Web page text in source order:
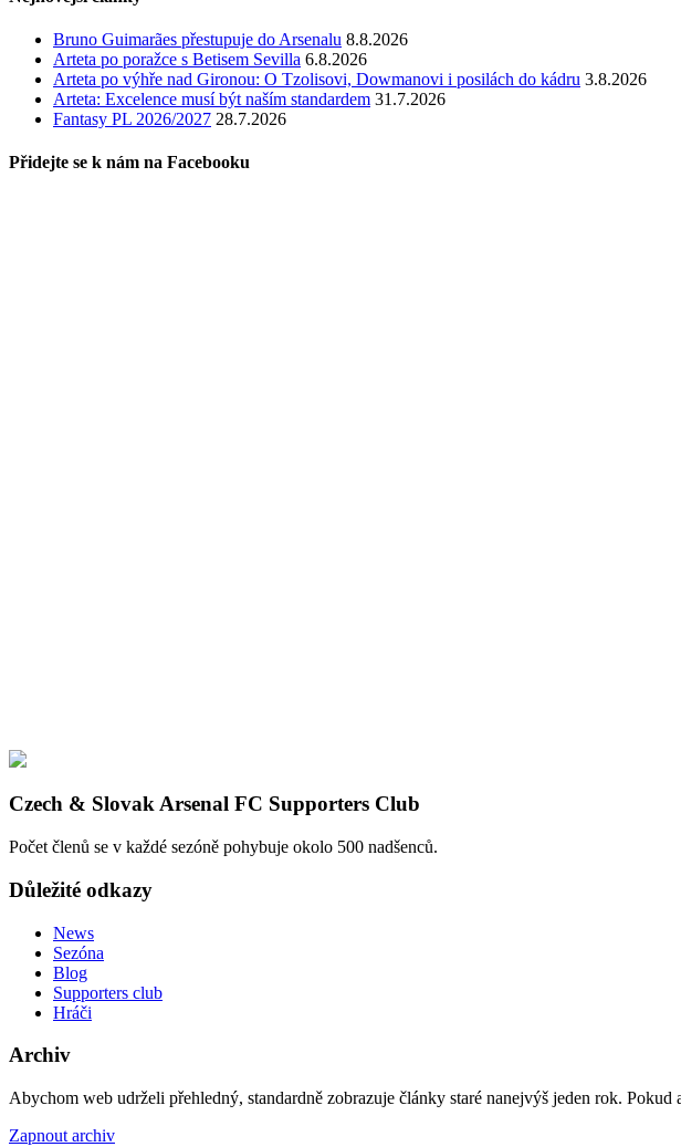
Bruno Guimarães přestupuje do Arsenalu 8.8.2026
Arteta po poražce s Betisem Sevilla 6.8.2026
Arteta po výhře nad Gironou: O Tzolisovi, Dowmanovi i posilách do kádru 3.8.2026
Arteta: Excelence musí být naším standardem 31.7.2026
Fantasy PL 2026/2027 28.7.2026
Přidejte se k nám na Facebooku
Czech & Slovak Arsenal FC Supporters Club
Počet členů se v každé sezóně pohybuje okolo 500 nadšenců.
Důležité odkazy
News
Sezóna
Blog
Supporters club
Hráči
Archiv
Abychom web udrželi přehledný, standardně zobrazuje články staré nanejvýš jeden rok.
Zapnout archiv